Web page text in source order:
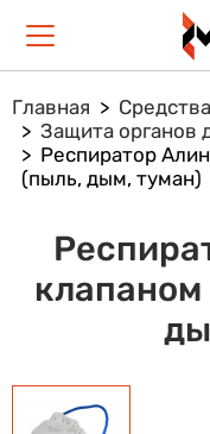
Главная
Защита органов
Респиратор
(пыль, дым, туман)
клапаном